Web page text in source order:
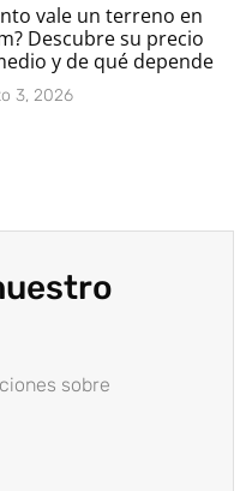
vale un terreno en
Descubre su precio
y de qué depende
3, 2026
sobre